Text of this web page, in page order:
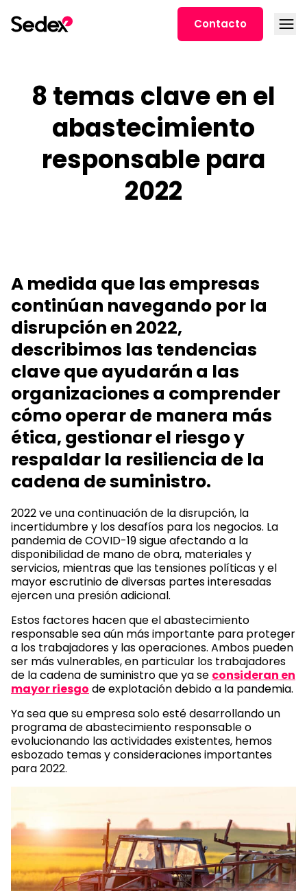
Contacto Abrir
8 temas clave en el
abastecimiento
responsable para
2022
A medida que las empresas
continúan navegando por la
disrupción en 2022,
describimos las tendencias
clave que ayudarán a las
organizaciones a comprender
cómo operar de manera más
ética, gestionar el riesgo y
respaldar la resiliencia de la
cadena de suministro.
2022 ve una continuación de la disrupción, la
incertidumbre y los desafíos para los negocios. La
pandemia de COVID-19 sigue afectando a la
disponibilidad de mano de obra, materiales y
servicios, mientras que las tensiones políticas y el
mayor escrutinio de diversas partes interesadas
ejercen una presión adicional.
Estos factores hacen que el abastecimiento
responsable sea aún más importante para proteger
a los trabajadores y las operaciones. Ambos pueden
ser más vulnerables, en particular los trabajadores
de la cadena de suministro que ya se consideran en
mayor riesgo de explotación debido a la pandemia.
Ya sea que su empresa solo esté desarrollando un
programa de abastecimiento responsable o
evolucionando las actividades existentes, hemos
esbozado temas y consideraciones importantes
para 2022.